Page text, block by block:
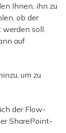
Ihnen, ihn zu
ob der
soll.
auf
um zu
der Flow-
SharePoint-